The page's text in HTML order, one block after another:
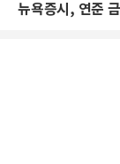
뉴욕증시, 연준